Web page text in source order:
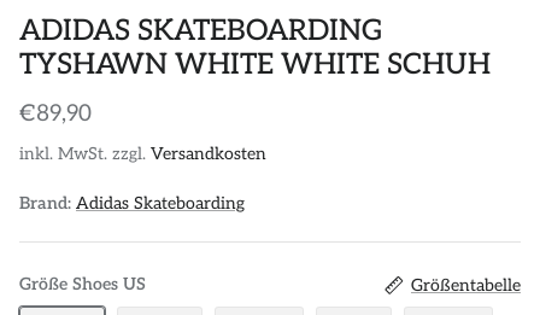
ADIDAS SKATEBOARDING
TYSHAWN WHITE WHITE SCHUH
€89,90
inkl. MwSt. zzgl. Versandkosten
Brand: Adidas Skateboarding
Größe Shoes US Größentabelle